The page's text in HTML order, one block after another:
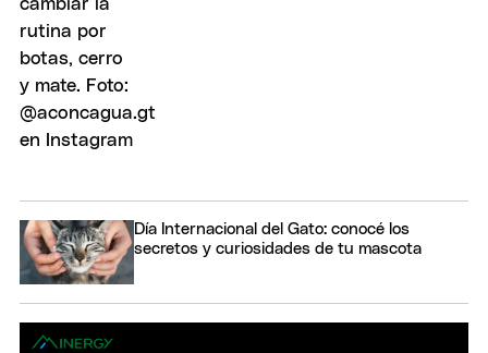
Día Internacional del Gato: conocé los
secretos y curiosidades de tu mascota